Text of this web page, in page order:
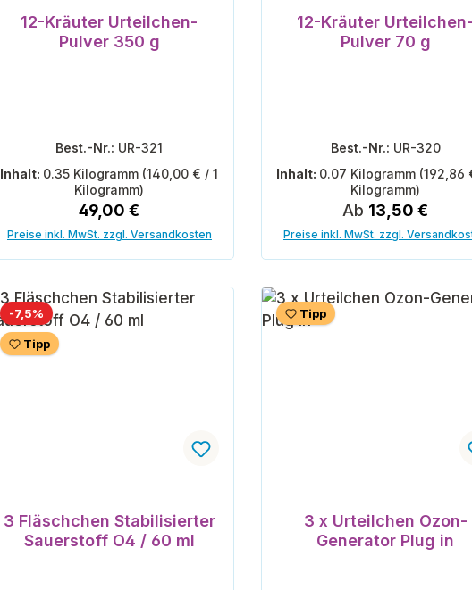
12-Kräuter Urteilchen-
Pulver 350 g
Best.-Nr.: UR-321
Inhalt: 0.35 Kilogramm (140,00 € / 1
Kilogramm)
Regulärer Preis:
49,00 €
Preise inkl. MwSt. zzgl. Versandkosten
12-Kräuter Urteilchen-
Pulver 70 g
Best.-Nr.: UR-320
Inhalt: 0.07 Kilogramm (192,86
Kilogramm)
Regulärer Preis:
Ab 13,50 €
Preise inkl. MwSt. zzgl.
-7,5% Rabatt
Tipp
3 Fläschchen Stabilisierter
Sauerstoff O4 / 60 ml
Tipp
3 x Urteilchen Ozon-
Generator Plug in